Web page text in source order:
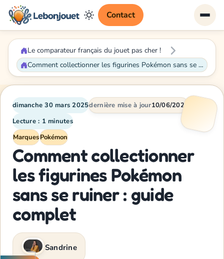
Contact
Le comparateur français du jouet pas cher !
Comment collectionner les figurines Pokémon sans se ruiner : guide complet
dimanche 30 mars 2025dernière mise à jour10/06/2026
Lecture : 1 minutes
MarquesPokémon
Comment collectionner
les figurines Pokémon
sans se ruiner : guide
complet
Sandrine